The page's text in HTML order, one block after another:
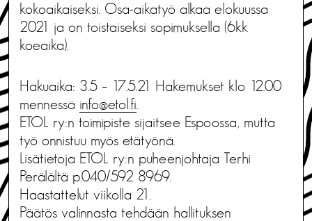
kokoaikaiseksi. Osa-aikatyö alkaa elokuussa
2021 ja on toistaiseksi sopimuksella (6kk
koeaika).
Hakuaika: 3.5 – 17.5.21 Hakemukset klo 12.00
mennessä info@etol.fi
ETOL ry:n toimipiste sijaitsee Espoossa, mutta
työ onnistuu myös etätyönä.
Lisätietoja ETOL ry:n puheenjohtaja Terhi
Perälältä p.040/592 8969.
Haastattelut viikolla 21.
Päätös valinnasta tehdään hallituksen